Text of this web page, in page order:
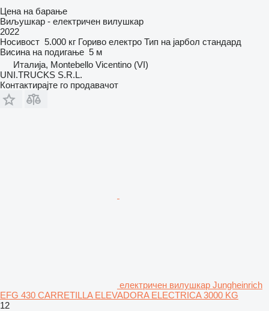
Цена на барање
Виљушкар - електричен вилушкар
2022
Носивост 5.000 кг Гориво електро Тип на јарбол стандард
Висина на подигање 5 м
Италија, Montebello Vicentino (VI)
UNI.TRUCKS S.R.L.
Контактирајте го продавачот
електричен вилушкар Jungheinrich
EFG 430 CARRETILLA ELEVADORA ELECTRICA 3000 KG
12